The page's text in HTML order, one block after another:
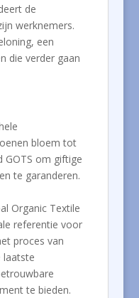
de
werknemers.
een
die verder gaan
bloem tot
GOTS om giftige
te garanderen.
Organic Textile
referentie voor
proces van
te bieden.